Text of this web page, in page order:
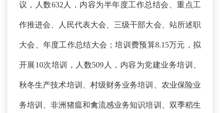
议，人数632人，内容为半年度工作总结会、重点工
作推进会、人民代表大会、三级干部大会、站所述职
大会、年度工作总结大会；培训费预算8.15万元，拟
开展10次培训，人数509人，内容为党建业务培训、
秋冬生产技术培训、村级财务业务培训、农业保险业
务培训、非洲猪瘟和禽流感业务知识培训、双季稻生